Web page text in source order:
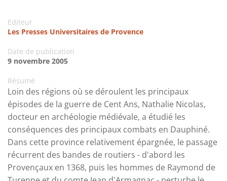
Editeur
Les Presses Universitaires de Provence
Date de publication
9 novembre 2005
Résumé
Loin des régions où se déroulent les principaux
épisodes de la guerre de Cent Ans, Nathalie Nicolas,
docteur en archéologie médiévale, a étudié les
conséquences des principaux combats en Dauphiné.
Dans cette province relativement épargnée, le passage
récurrent des bandes de routiers - d'abord les
Provençaux en 1368, puis les hommes de Raymond de